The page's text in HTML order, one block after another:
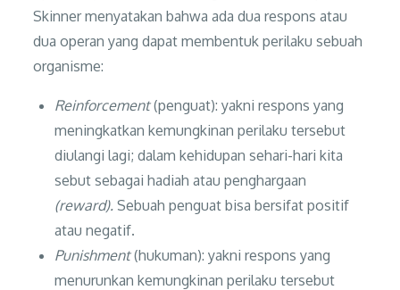
Skinner menyatakan bahwa ada dua respons atau
dua operan yang dapat membentuk perilaku sebuah
organisme:
Reinforcement(penguat): yakni respons yang
meningkatkan kemungkinan perilaku tersebut
diulangi lagi; dalam kehidupan sehari-hari kita
sebut sebagai hadiah atau penghargaan
(reward).Sebuah penguat bisa bersifat positif
atau negatif.
Punishment(hukuman): yakni respons yang
menurunkan kemungkinan perilaku tersebut